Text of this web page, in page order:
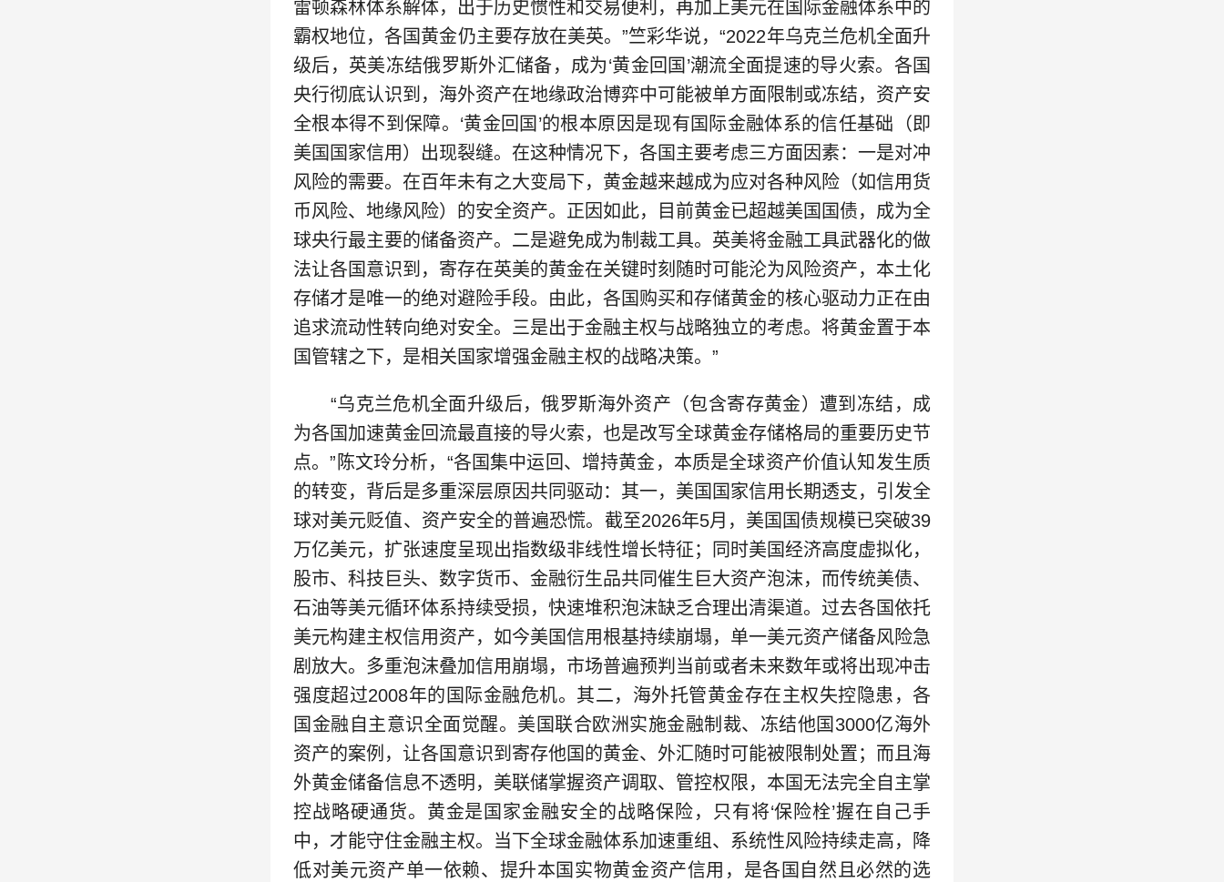
雷顿森林体系解体，出于历史惯性和交易便利，再加上美元在国际金融体系中的
霸权地位，各国黄金仍主要存放在美英。”竺彩华说，“2022年乌克兰危机全面升
级后，英美冻结俄罗斯外汇储备，成为‘黄金回国’潮流全面提速的导火索。各国
央行彻底认识到，海外资产在地缘政治博弈中可能被单方面限制或冻结，资产安
全根本得不到保障。‘黄金回国’的根本原因是现有国际金融体系的信任基础（即
美国国家信用）出现裂缝。在这种情况下，各国主要考虑三方面因素：一是对冲
风险的需要。在百年未有之大变局下，黄金越来越成为应对各种风险（如信用货
币风险、地缘风险）的安全资产。正因如此，目前黄金已超越美国国债，成为全
球央行最主要的储备资产。二是避免成为制裁工具。英美将金融工具武器化的做
法让各国意识到，寄存在英美的黄金在关键时刻随时可能沦为风险资产，本土化
存储才是唯一的绝对避险手段。由此，各国购买和存储黄金的核心驱动力正在由
追求流动性转向绝对安全。三是出于金融主权与战略独立的考虑。将黄金置于本
国管辖之下，是相关国家增强金融主权的战略决策。”
“乌克兰危机全面升级后，俄罗斯海外资产（包含寄存黄金）遭到冻结，成
为各国加速黄金回流最直接的导火索，也是改写全球黄金存储格局的重要历史节
点。”陈文玲分析，“各国集中运回、增持黄金，本质是全球资产价值认知发生质
的转变，背后是多重深层原因共同驱动：其一，美国国家信用长期透支，引发全
球对美元贬值、资产安全的普遍恐慌。截至2026年5月，美国国债规模已突破39
万亿美元，扩张速度呈现出指数级非线性增长特征；同时美国经济高度虚拟化，
股市、科技巨头、数字货币、金融衍生品共同催生巨大资产泡沫，而传统美债、
石油等美元循环体系持续受损，快速堆积泡沫缺乏合理出清渠道。过去各国依托
美元构建主权信用资产，如今美国信用根基持续崩塌，单一美元资产储备风险急
剧放大。多重泡沫叠加信用崩塌，市场普遍预判当前或者未来数年或将出现冲击
强度超过2008年的国际金融危机。其二，海外托管黄金存在主权失控隐患，各
国金融自主意识全面觉醒。美国联合欧洲实施金融制裁、冻结他国3000亿海外
资产的案例，让各国意识到寄存他国的黄金、外汇随时可能被限制处置；而且海
外黄金储备信息不透明，美联储掌握资产调取、管控权限，本国无法完全自主掌
控战略硬通货。黄金是国家金融安全的战略保险，只有将‘保险栓’握在自己手
中，才能守住金融主权。当下全球金融体系加速重组、系统性风险持续走高，降
低对美元资产单一依赖、提升本国实物黄金资产信用，是各国自然且必然的选